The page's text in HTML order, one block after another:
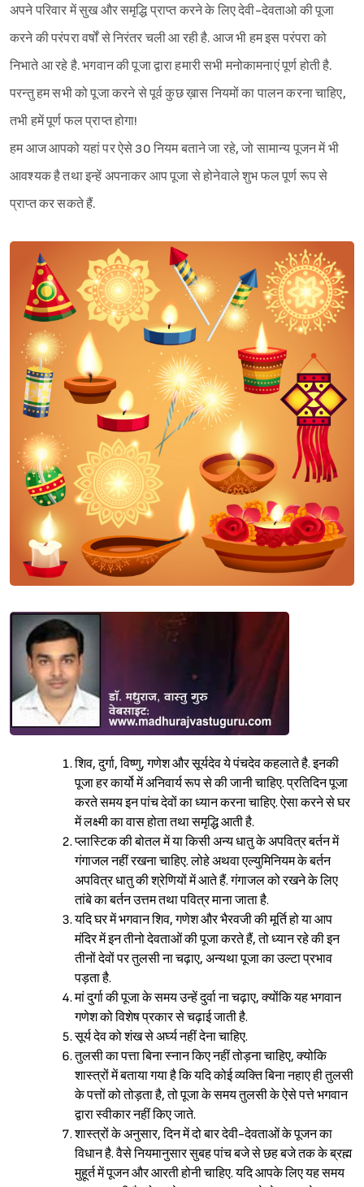
अपने परिवार में सुख और समृद्धि प्राप्त करने के लिए देवी-देवताओ की पूजा
करने की परंपरा वर्षों से निरंतर चली आ रही है. आज भी हम इस परंपरा को
निभाते आ रहे है. भगवान की पूजा द्वारा हमारी सभी मनोकामनाएं पूर्ण होती है.
परन्तु हम सभी को पूजा करने से पूर्व कुछ ख़ास नियमों का पालन करना चाहिए,
तभी हमें पूर्ण फल प्राप्त होगा!
हम आज आपको यहां पर ऐसे 30 नियम बताने जा रहे, जो सामान्य पूजन में भी
आवश्यक है तथा इन्हें अपनाकर आप पूजा से होनेवाले शुभ फल पूर्ण रूप से
प्राप्त कर सकते हैं.
शिव, दुर्गा, विष्णु, गणेश और सूर्यदेव ये पंचदेव कहलाते है. इनकी
पूजा हर कार्यो में अनिवार्य रूप से की जानी चाहिए. प्रतिदिन पूजा
करते समय इन पांच देवों का ध्यान करना चाहिए. ऐसा करने से घर
में लक्ष्मी का वास होता तथा समृद्धि आती है.
प्लास्टिक की बोतल में या किसी अन्य धातु के अपवित्र बर्तन में
गंगाजल नहीं रखना चाहिए. लोहे अथवा एल्युमिनियम के बर्तन
अपवित्र धातु की श्रेणियों में आते हैं. गंगाजल को रखने के लिए
तांबे का बर्तन उत्तम तथा पवित्र माना जाता है.
यदि घर में भगवान शिव, गणेश और भैरवजी की मूर्ति हो या आप
मंदिर में इन तीनो देवताओं की पूजा करते हैं, तो ध्यान रहे की इन
तीनों देवों पर तुलसी ना चढ़ाए, अन्यथा पूजा का उल्टा प्रभाव
पड़ता है.
मां दुर्गा की पूजा के समय उन्हें दुर्वा ना चढ़ाए, क्योंकि यह भगवान
गणेश को विशेष प्रकार से चढ़ाई जाती है.
सूर्य देव को शंख से अर्घ्य नहीं देना चाहिए.
तुलसी का पत्ता बिना स्नान किए नहीं तोड़ना चाहिए, क्योकि
शास्त्रों में बताया गया है कि यदि कोई व्यक्ति बिना नहाए ही तुलसी
के पत्तों को तोड़ता है, तो पूजा के समय तुलसी के ऐसे पत्ते भगवान
द्वारा स्वीकार नहीं किए जाते.
शास्त्रों के अनुसार, दिन में दो बार देवी-देवताओं के पूजन का
विधान है. वैसे नियमानुसार सुबह पांच बजे से छह बजे तक के ब्रह्म
मुहूर्त में पूजन और आरती होनी चाहिए. यदि आपके लिए यह समय